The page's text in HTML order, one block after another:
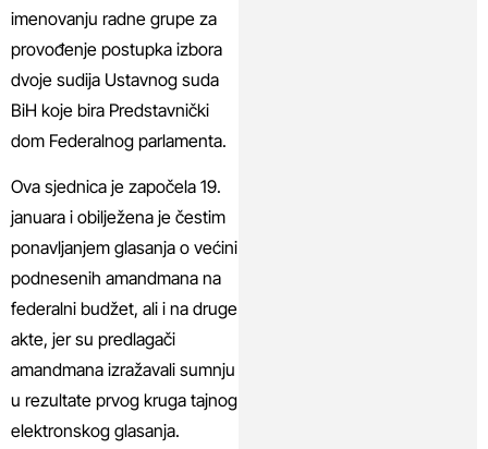
imenovanju radne grupe za
provođenje postupka izbora
dvoje sudija Ustavnog suda
BiH koje bira Predstavnički
dom Federalnog parlamenta.
Ova sjednica je započela 19.
januara i obilježena je čestim
ponavljanjem glasanja o većini
podnesenih amandmana na
federalni budžet, ali i na druge
akte, jer su predlagači
amandmana izražavali sumnju
u rezultate prvog kruga tajnog
elektronskog glasanja.